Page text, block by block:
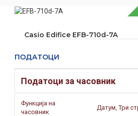
НЕМА НА ЗАЛИХА
Casio Edifice EFB-710d-7A
ПОДАТОЦИ
Податоци за часовник
Функција на
часовник
Датум, Три